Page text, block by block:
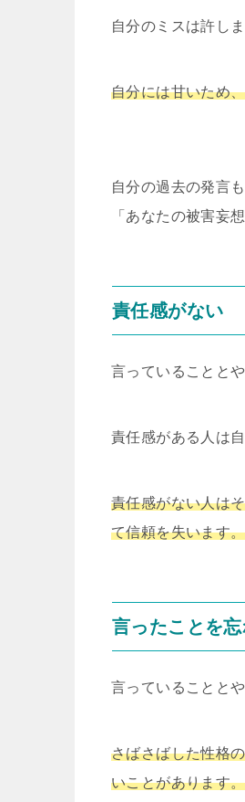
自分のミスは許し
自分には甘いため
自分の過去の発言
「あなたの被害妄
責任感がない
言っていることと
責任感がある人は
責任感がない人は
て信頼を失います。
言ったことを
言っていることと
さばさばした性格
いことがあります。